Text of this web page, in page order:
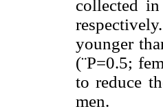
collected
younger
(¨P=0.5;
to reduce
men.